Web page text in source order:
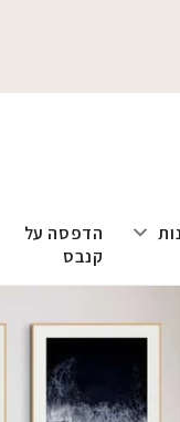
הדפסה על
קנבס